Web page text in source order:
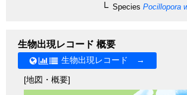
Species Pocillopora
生物出現レコード 概要
生物出現レコード →
[地図・概要]